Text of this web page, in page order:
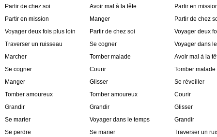
Partir de chez soi
Partir en mission
Voyager deux fois plus loin
Traverser un ruisseau
Marcher
Se cogner
Manger
Tomber amoureux
Grandir
Se marier
Se perdre
Avoir mal à la tête
Manger
Partir de chez soi
Se cogner
Tomber malade
Courir
Glisser
Tomber amoureux
Grandir
Voyager dans le temps
Se marier
Partir en
Partir de chez
Voyager deux
Voyager dans
Avoir mal à la
Tomber malade
Se réveiller
Courir
Glisser
Grandir
Traverser un